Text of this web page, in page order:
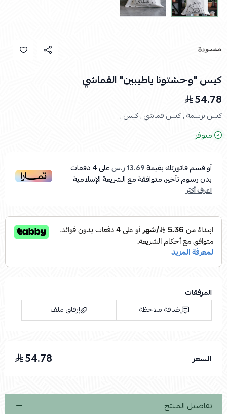
كيس "وحشتونا ياطيبين" القماشي
54.78
كيس برسمة ,كيس قماشي ,كيس ,
متوفر
أو قسم فاتورتك بقيمة13.69 ر.س على4دفعات
بدون رسوم تأخير، متوافقة مع الشريعة الإسلامية
اعرف أكثر
المرفقات
إضافة ملاحظة
إرفاق ملف
السعر 54.78
تفاصيل المنتج